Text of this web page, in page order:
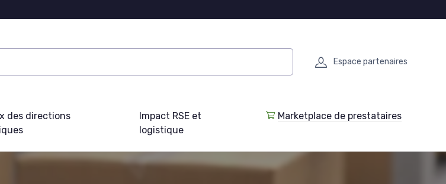
Espace partenaires
des directions
Impact RSE et
logistique
Marketplace de prestataires